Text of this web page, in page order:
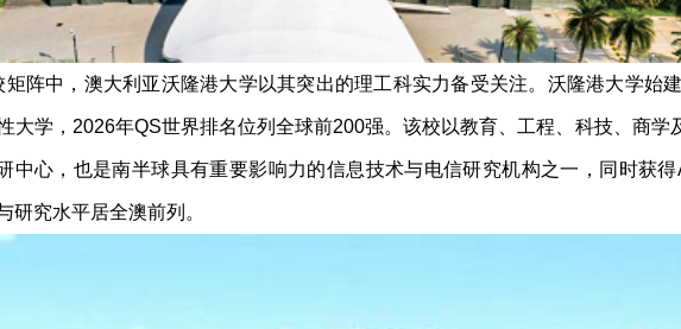
阵中，澳大利亚沃隆港大学以其突出的理工科实力备受关注。沃隆港大学始
大学，2026年QS世界排名位列全球前200强。该校以教育、工程、科技、商学
中心，也是南半球具有重要影响力的信息技术与电信研究机构之一，同时获
研究水平居全澳前列。